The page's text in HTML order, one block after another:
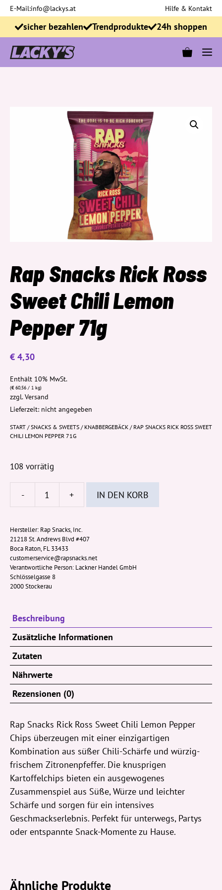
Zum
Inhalt
springen
E-Mail:info@lackys.at Hilfe & Kontakt
sicher bezahlen Trendprodukte 24h shoppen
Rap Snacks Rick Ross
Sweet Chili Lemon
Pepper 71g
€ 4,30
Enthält 10% MwSt.
(€60,56 / 1 kg)
zzgl.Versand
Lieferzeit: nicht angegeben
START /SNACKS & SWEETS / KNABBERGEBÄCK / RAP SNACKS RICK ROSS SWEET
CHILI LEMON PEPPER 71G
108 vorrätig
-
Rap
Ross
Sweet
Chili
+ IN DEN KORB
Hersteller: Rap Snacks, Inc.
21218 St. Andrews Blvd #407
Boca Raton, FL 33433
customerservice@rapsnacks.net
Verantwortliche Person: Lackner Handel GmbH
Schlösselgasse 8
2000 Stockerau
Beschreibung
Zusätzliche Informationen
Zutaten
Nährwerte
Rezensionen (0)
Rap Snacks Rick Ross Sweet Chili Lemon Pepper
Chips überzeugen mit einer einzigartigen
Kombination aus süßer Chili-Schärfe und würzig-
frischem Zitronenpfeffer. Die knusprigen
Kartoffelchips bieten ein ausgewogenes
Zusammenspiel aus Süße, Würze und leichter
Schärfe und sorgen für ein intensives
Geschmackserlebnis. Perfekt für unterwegs, Partys
oder entspannte Snack-Momente zu Hause.
Ähnliche Produkte